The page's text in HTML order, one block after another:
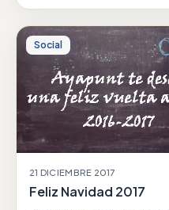
Social
21 DICIEMBRE 2017
Feliz Navidad 2017